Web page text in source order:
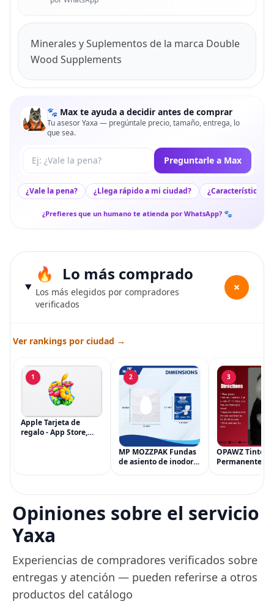
Minerales y Suplementos de la marca Double
Wood Supplements
🐾 Max te ayuda a decidir antes de comprar
Tu asesor Yaxa — pregúntale precio, tamaño, entrega, lo
que sea.
Tu pregunta a Max Preguntarle a Max
¿Vale la pena? ¿Llega rápido a mi ciudad? ¿Características
¿Prefieres que un humano te atienda por WhatsApp? 🐾
Lo más comprado
Los más elegidos por compradores
verificados
+
Ver rankings por ciudad →
1
Apple Tarjeta de
regalo - App Store,
2
MP MOZZPAK Fundas
de asiento de inodoro
para entrenamiento
3
OPAWZ Tinte
Permanente
Tinte para
Peluquería
una Década,
Opiniones sobre el servicio
Yaxa
Experiencias de compradores verificados sobre
entregas y atención — pueden referirse a otros
productos del catálogo